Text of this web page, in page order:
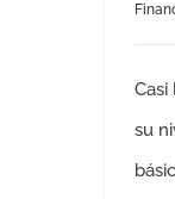
su